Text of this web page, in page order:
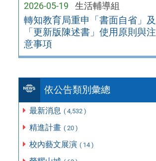
2026-05-19 生活輔導組
轉知教育局重申「書面自省」及
「更新版陳述書」使用原則與注
意事項
依公告類別彙總
最新消息 ( 4,532 )
精進計畫 ( 20 )
校內藝文展演 ( 14 )